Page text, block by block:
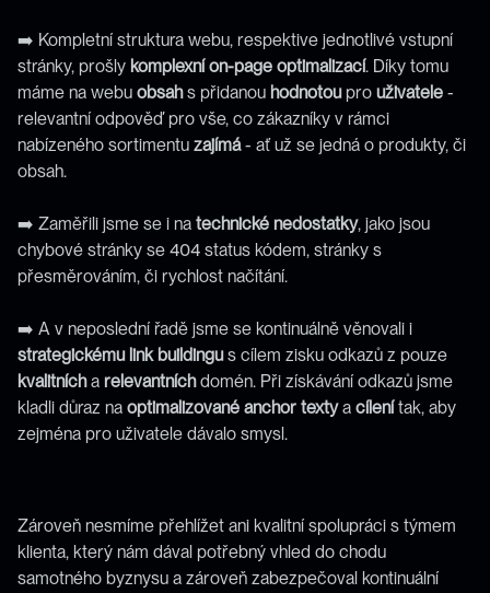
➡️ Kompletní struktura webu, respektive jednotlivé vstupní
stránky, prošly komplexní on-page optimalizací. Díky tomu
máme na webu obsah s přidanou hodnotou pro uživatele -
relevantní odpověď pro vše, co zákazníky v rámci
nabízeného sortimentu zajímá - ať už se jedná o produkty, či
obsah.
➡️ Zaměřili jsme se i na technické nedostatky, jako jsou
chybové stránky se 404 status kódem, stránky s
přesměrováním, či rychlost načítání.
strategickému link buildingu
kvalitních a relevantních domén. Při získávání odkazů jsme
kladli důraz na optimalizované anchor texty a cílení tak, aby
zejména pro uživatele dávalo smysl.
Zároveň nesmíme přehlížet ani kvalitní spolupráci s týmem
klienta, který nám dával potřebný vhled do chodu
samotného byznysu a zároveň zabezpečoval kontinuální